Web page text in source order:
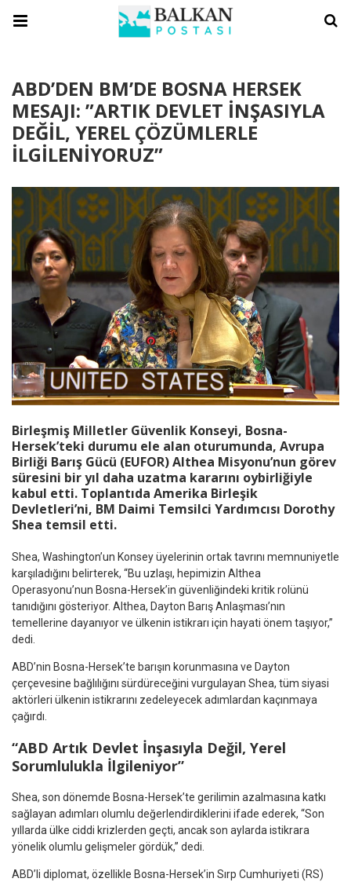
ABD’DEN BM’DE BOSNA HERSEK
MESAJI: ”ARTIK DEVLET İNŞASIYLA
DEĞİL, YEREL ÇÖZÜMLERLE
İLGİLENİYORUZ”
Birleşmiş Milletler Güvenlik Konseyi, Bosna-
Hersek’teki durumu ele alan oturumunda, Avrupa
Birliği Barış Gücü (EUFOR) Althea Misyonu’nun görev
süresini bir yıl daha uzatma kararını oybirliğiyle
kabul etti. Toplantıda Amerika Birleşik
Devletleri’ni, BM Daimi Temsilci Yardımcısı Dorothy
Shea temsil etti.
Shea, Washington’un Konsey üyelerinin ortak tavrını memnuniyetle
karşıladığını belirterek, “Bu uzlaşı, hepimizin Althea
Operasyonu’nun Bosna-Hersek’in güvenliğindeki kritik rolünü
tanıdığını gösteriyor. Althea, Dayton Barış Anlaşması’nın
temellerine dayanıyor ve ülkenin istikrarı için hayati önem taşıyor,”
dedi.
ABD’nin Bosna-Hersek’te barışın korunmasına ve Dayton
çerçevesine bağlılığını sürdüreceğini vurgulayan Shea, tüm siyasi
aktörleri ülkenin istikrarını zedeleyecek adımlardan kaçınmaya
çağırdı.
“ABD Artık Devlet İnşasıyla Değil, Yerel
Sorumlulukla İlgileniyor”
Shea, son dönemde Bosna-Hersek’te gerilimin azalmasına katkı
sağlayan adımları olumlu değerlendirdiklerini ifade ederek, “Son
yıllarda ülke ciddi krizlerden geçti, ancak son aylarda istikrara
yönelik olumlu gelişmeler gördük,” dedi.
ABD’li diplomat, özellikle Bosna-Hersek’in Sırp Cumhuriyeti (RS)